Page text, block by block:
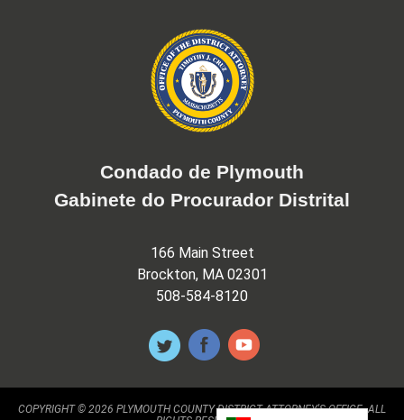
Condado de Plymouth
Gabinete do Procurador Distrital
166 Main Street
Brockton, MA 02301
508-584-8120
COPYRIGHT © 2026 PLYMOUTH COUNTY DISTRICT ATTORNEY'S OFFICE. ALL